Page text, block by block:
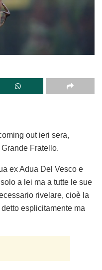
out ieri sera,
Fratello.
ex Adua Del Vesco e
a lei ma a tutte le sue
rivelare, cioè la
esplicitamente ma